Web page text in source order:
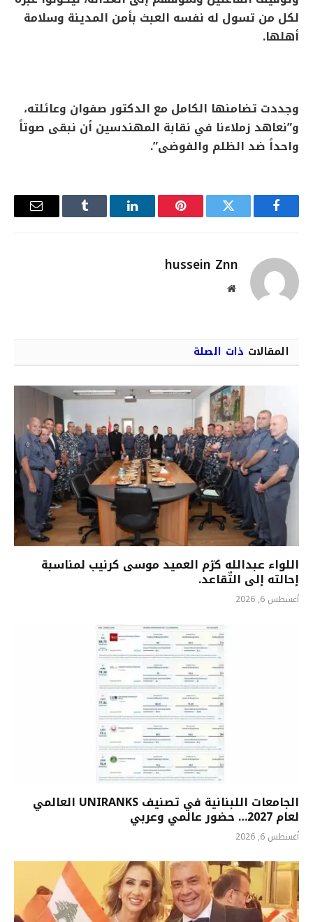
لكل من تسول له نفسه العبث بأمن المدينة وسلامة
أهلها.
وجددت تضامنها الكامل مع الدكتور صفوان وعائلته،
و”نعاهد زملاءنا في نقابة المهندسين أن نبقى صوتاً
واحداً ضد الظلم والفوضى”.
فيسبوك تويتر بينتيريستلينكدإن Tumblr
البريد
hussein Znn
موقع
المقالات ذات الصلة
اللواء عبدالله كرّم العميد موسى كرنيب لمناسبة
إحالته إلى التّقاعد.
أغسطس 6, 2026
الجامعات اللبنانية في تصنيف UNIRANKS العالمي
لعام 2027… حضور عالمي وعربي
أغسطس 6, 2026